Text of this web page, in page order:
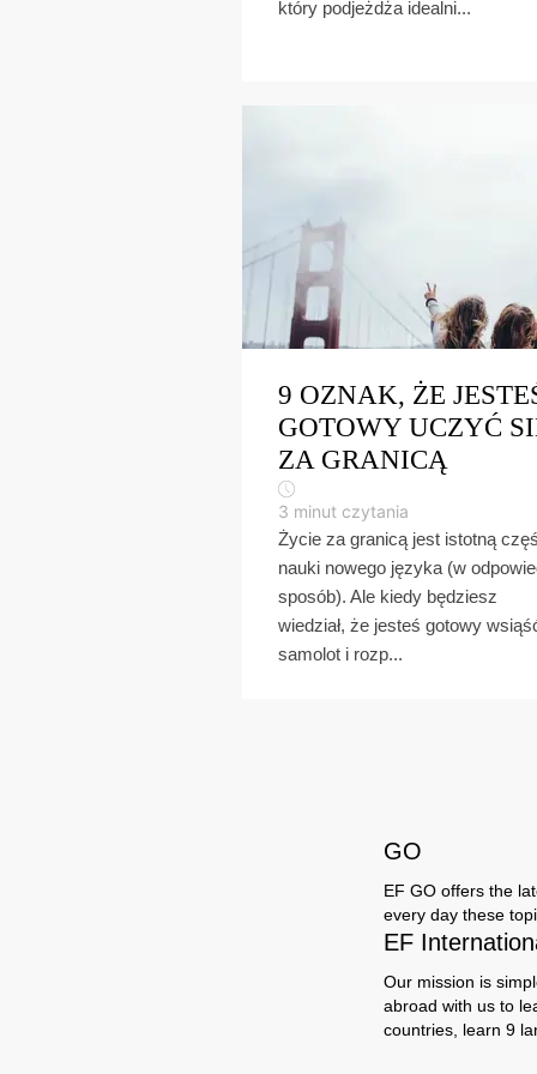
który podjeżdża idealni...
9 OZNAK, ŻE
GOTOWY UCZYĆ
ZA GRANICĄ
3 minut czytania
Życie za granicą jest istotną
nauki nowego języka (w
sposób). Ale kiedy będziesz
wiedział, że jesteś gotowy
samolot i rozp...
GO
EF GO offers the
every day these
EF
Our mission is
abroad with us to
countries, learn 9